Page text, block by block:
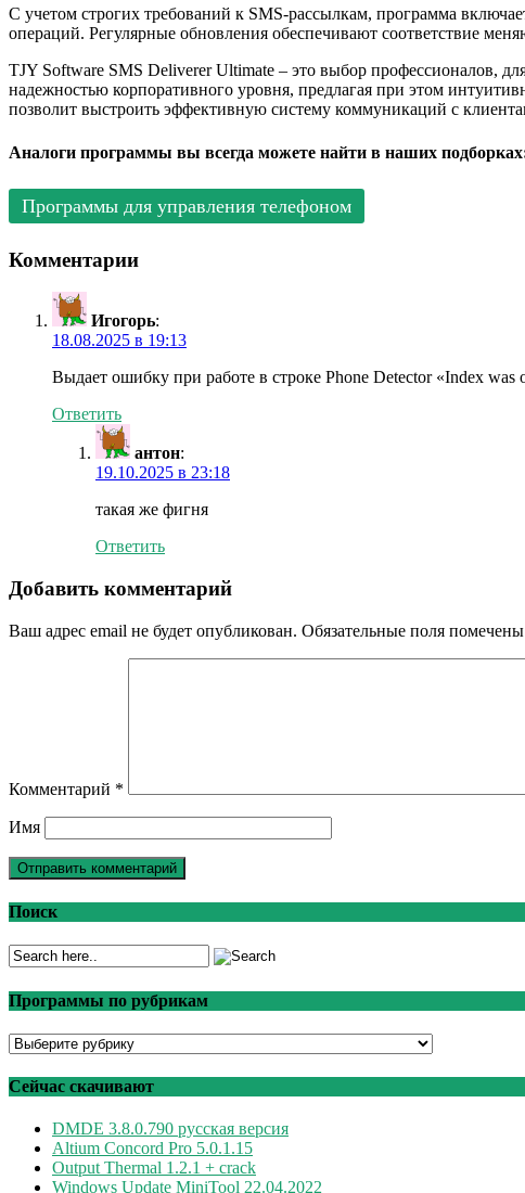
С учетом строгих требований к SMS-рассылкам, программа
операций. Регулярные обновления обеспечивают соответствие
TJY Software SMS Deliverer Ultimate – это выбор профессионалов,
надежностью корпоративного уровня, предлагая при этом
позволит выстроить эффективную систему коммуникаций с
Аналоги программы вы всегда можете найти в наших
Программы для управления телефоном
Комментарии
Игогорь:
18.08.2025 в 19:13
Выдает ошибку при работе в строке Phone Detector «Index was
Ответить
антон:
19.10.2025 в 23:18
такая же фигня
Ответить
Добавить комментарий
Ваш адрес email не будет опубликован. Обязательные поля помечены
Комментарий *
Имя
Поиск
Программы по рубрикам
Программы
рубрикам
Сейчас скачивают
DMDE 3.8.0.790 русская версия
Altium Concord Pro 5.0.1.15
Output Thermal 1.2.1 + crack
Windows Update MiniTool 22.04.2022